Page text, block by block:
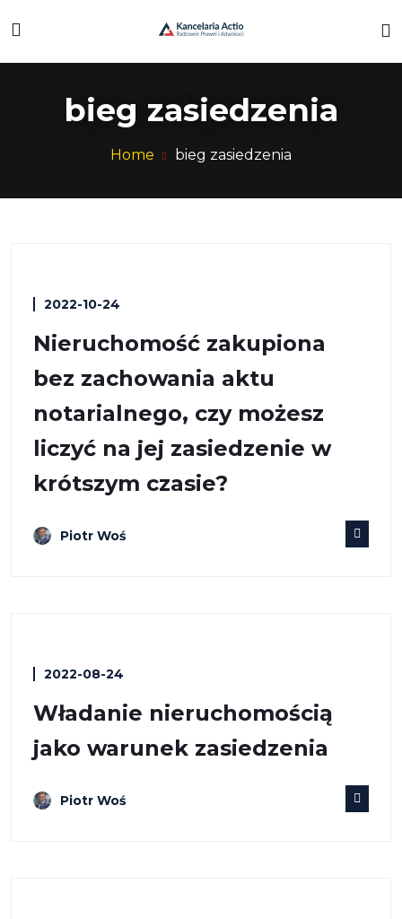
bieg zasiedzenia
Home bieg zasiedzenia
2022-10-24
Nieruchomość zakupiona
bez zachowania aktu
notarialnego, czy możesz
liczyć na jej zasiedzenie w
krótszym czasie?
Piotr Woś
2022-08-24
Władanie nieruchomością
jako warunek zasiedzenia
Piotr Woś